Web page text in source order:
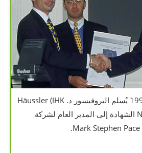
في 26 أغسطس 1996 يُسلم البروفيسور د. Häussler (IHK
Nordschwarzwald) الشهادة إلى المدير العام لشركة